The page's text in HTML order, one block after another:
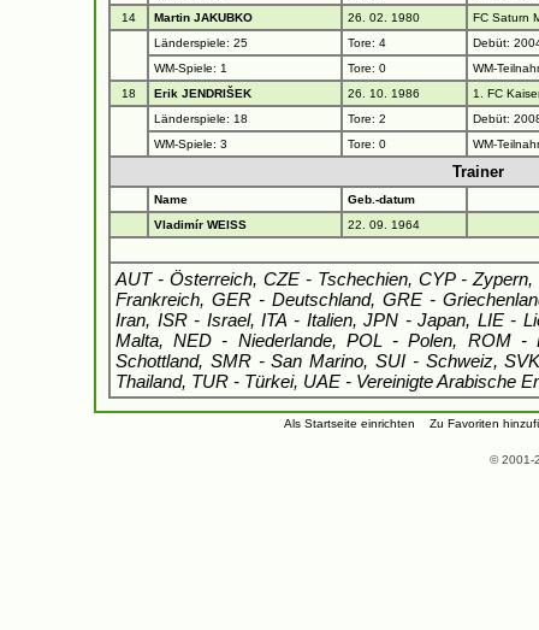
14
Martin JAKUBKO 26. 02. 1980
FC Saturn
Länderspiele: 25
Tore: 4
Debüt:
WM-Spiele: 1
Tore: 0
WM-
18
Erik JENDRIŠEK 26. 10. 1986
1. FC
Länderspiele: 18
Tore: 2
Debüt:
WM-Spiele: 3
Tore: 0 WM-
Trainer
Name
Geb.-datum
Vladimír WEISS
22. 09. 1964
AUT - Österreich, CZE - Tschechien, CYP -
Frankreich, GER - Deutschland, GRE -
Iran, ISR - Israel, ITA - Italien, JPN - Japan, LIE -
Malta, NED - Niederlande, POL - Polen, ROM -
Schottland, SMR - San Marino, SUI - Schweiz,
Thailand, TUR - Türkei, UAE - Vereinigte Arabische
Als Startseite einrichten Zu Favoriten
© 2001-